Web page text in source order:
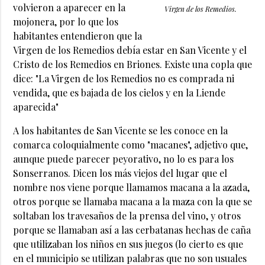
Virgen de los Remedios.
volvieron a aparecer en la
mojonera, por lo que los
habitantes entendieron que la
Virgen de los Remedios debía estar en San Vicente y el
Cristo de los Remedios en Briones. Existe una copla que
dice: "La Virgen de los Remedios no es comprada ni
vendida, que es bajada de los cielos y en la Liende
aparecida"
A los habitantes de San Vicente se les conoce en la
comarca coloquialmente como "macanes", adjetivo que,
aunque puede parecer peyorativo, no lo es para los
Sonserranos. Dicen los más viejos del lugar que el
nombre nos viene porque llamamos macana a la azada,
otros porque se llamaba macana a la maza con la que se
soltaban los travesaños de la prensa del vino, y otros
porque se llamaban así a las cerbatanas hechas de caña
que utilizaban los niños en sus juegos (lo cierto es que
en el municipio se utilizan palabras que no son usuales